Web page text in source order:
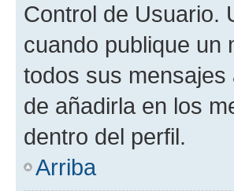
Control de Usuario.
cuando publique un
todos sus
de añadirla en los
dentro del perfil.
Arriba